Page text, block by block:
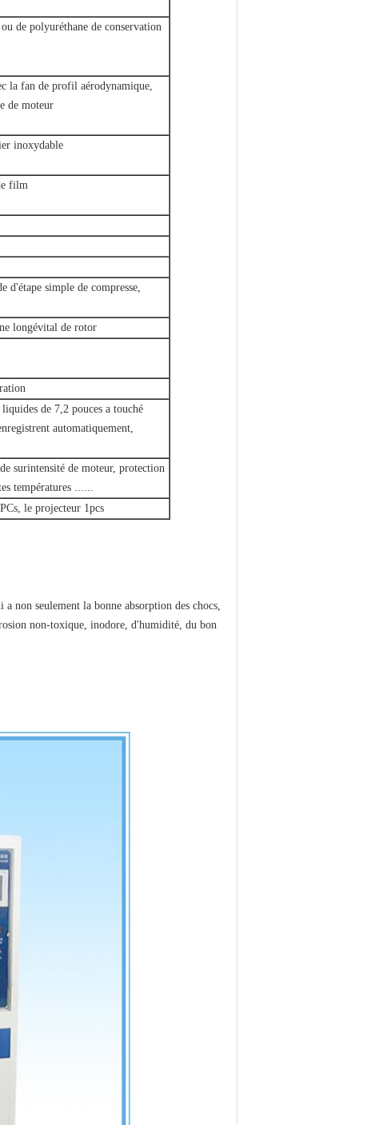
de polyuréthane de conservation
la fan de profil aérodynamique,
de moteur
inoxydable
film
d'étape simple de compresse,
longévital de rotor
de 7,2 pouces a touché
automatiquement,
surintensité de moteur, protection
températures ......
le projecteur 1pcs
non seulement la bonne absorption des chocs,
non-toxique, inodore, d'humidité, du bon